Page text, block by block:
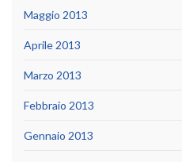
Maggio 2013
Aprile 2013
Marzo 2013
Febbraio 2013
Gennaio 2013